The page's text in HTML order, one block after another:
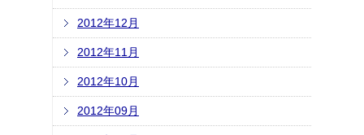
2012年12月
2012年11月
2012年10月
2012年09月